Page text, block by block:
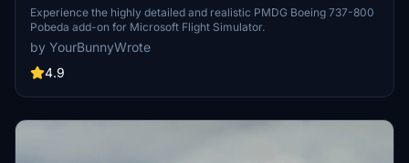
Experience the highly detailed and realistic PMDG Boeing 737-800
Pobeda add-on for Microsoft Flight Simulator.
by YourBunnyWrote
4.9